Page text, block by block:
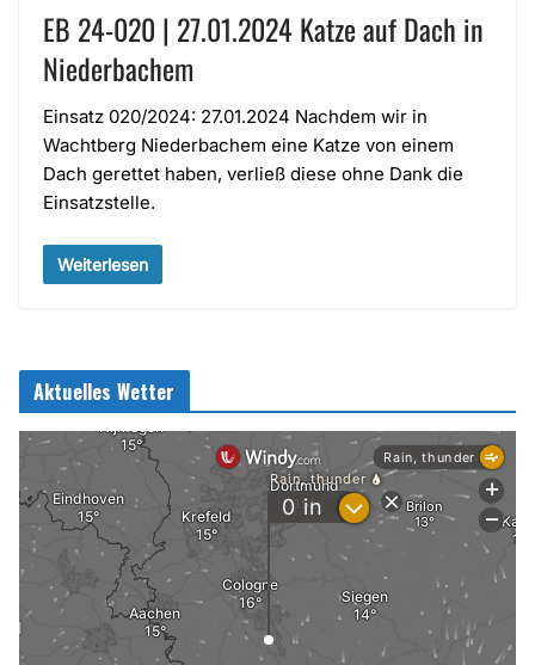
EB 24-020 | 27.01.2024 Katze auf Dach in
Niederbachem
Einsatz 020/2024: 27.01.2024 Nachdem wir in
Wachtberg Niederbachem eine Katze von einem
Dach gerettet haben, verließ diese ohne Dank die
Einsatzstelle.
Weiterlesen
Aktuelles Wetter